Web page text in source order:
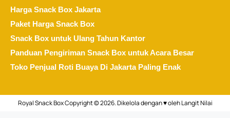
Harga Snack Box Jakarta
Paket Harga Snack Box
Snack Box untuk Ulang Tahun Kantor
Panduan Pengiriman Snack Box untuk Acara Besar
Toko Penjual Roti Buaya Di Jakarta Paling Enak
Royal Snack Box Copyright © 2026. Dikelola dengan ♥ olehLangit Nilai